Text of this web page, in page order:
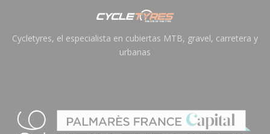
Cycletyres, el especialista en cubiertas MTB, gravel, carretera y
urbanas